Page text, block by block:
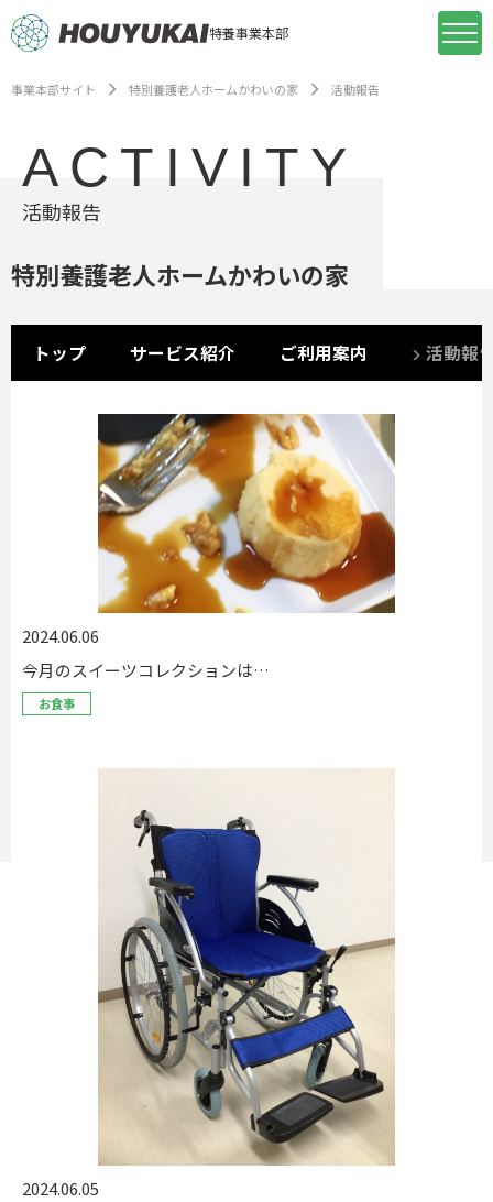
特養事業本部
事業本部サイト 特別養護老人ホームかわいの家 活動報告
ACTIVITY
活動報告
特別養護老人ホームかわいの家
トップ サービス紹介 ご利用案内 活動報
2024.06.06
今月のスイーツコレクションは…
お食事
2024.06.05